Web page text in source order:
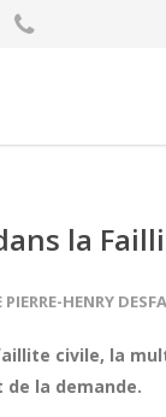
la
HENRY
civile, la
la demande.